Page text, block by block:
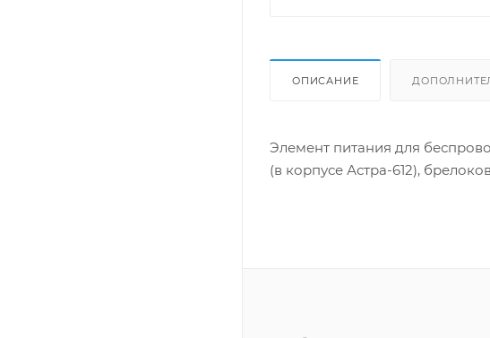
ОПИСАНИЕ
Элемент питания для
(в корпусе Астра-612),